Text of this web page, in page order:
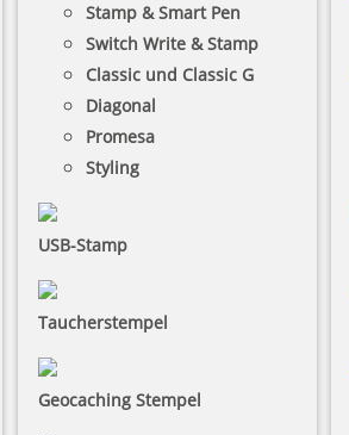
Stamp & Smart Pen
Switch Write & Stamp
Classic und Classic G
Diagonal
Promesa
Styling
USB-Stamp
Taucherstempel
Geocaching Stempel